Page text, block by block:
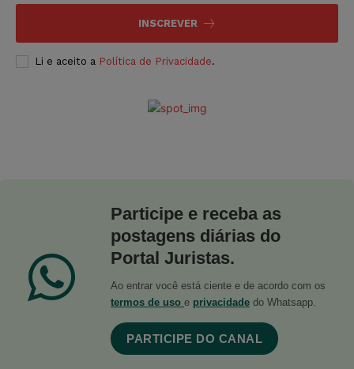
INSCREVER
Li e aceito a Política de Privacidade.
Participe e receba as
postagens diárias do
Portal Juristas.
Ao entrar você está ciente e de acordo com os
termos de uso e privacidade do Whatsapp.
PARTICIPE DO CANAL